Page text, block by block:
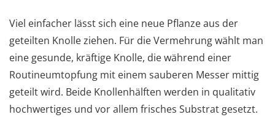
Viel einfacher lässt sich eine neue Pflanze aus der
geteilten Knolle ziehen. Für die Vermehrung wählt man
eine gesunde, kräftige Knolle, die während einer
Routineumtopfung mit einem sauberen Messer mittig
geteilt wird. Beide Knollenhälften werden in qualitativ
hochwertiges und vor allem frisches Substrat gesetzt.